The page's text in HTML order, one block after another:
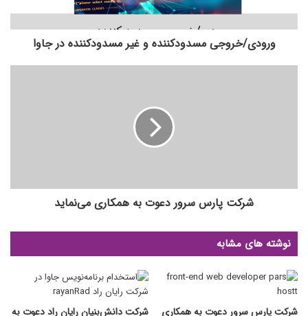
ورودی/خروجی مسدودکننده و غیر مسدودکننده در جاوا
شرکت پارس سرور دعوت به همکاری می‌نماید
نوشته های مشابه
شرکت پارس سرور دعوت به همکاری
شرکت دانش‌بنیان رایان راد دعوت به